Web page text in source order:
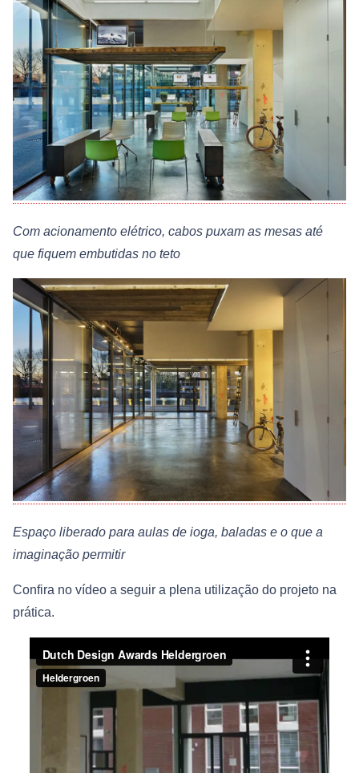
Com acionamento elétrico, cabos puxam as mesas até
que fiquem embutidas no teto
Espaço liberado para aulas de ioga, baladas e o que a
imaginação permitir
Confira no vídeo a seguir a plena utilização do projeto na
prática.